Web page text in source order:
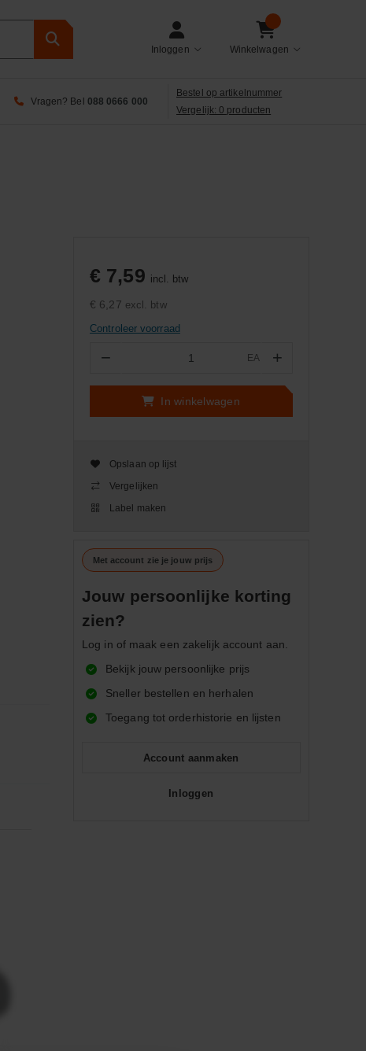
Inloggen Winkelwagen
Vragen? Bel 088 0666 000
Bestel op artikelnummer
Vergelijk: 0 producten
€ 7,59 incl. btw
€ 6,27 excl. btw
Controleer voorraad
− EA +
In winkelwagen
Opslaan op lijst
Vergelijken
Label maken
Met account zie je jouw prijs
Jouw persoonlijke korting
zien?
Log in of maak een zakelijk account aan.
Bekijk jouw persoonlijke prijs
Sneller bestellen en herhalen
Toegang tot orderhistorie en lijsten
Account aanmaken
Inloggen